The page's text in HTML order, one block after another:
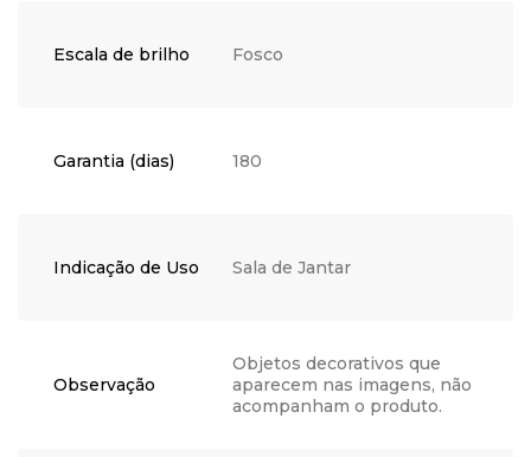
Escala de brilho Fosco
Garantia (dias) 180
Indicação de Uso Sala de Jantar
Observação
Objetos decorativos que
aparecem nas imagens, não
acompanham o produto.